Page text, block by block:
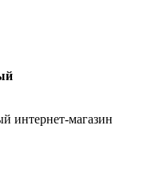
интернет-магазин